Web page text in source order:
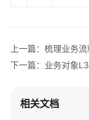
华
海
大
上一篇：梳理业务
下一篇：业务对象
相关文档